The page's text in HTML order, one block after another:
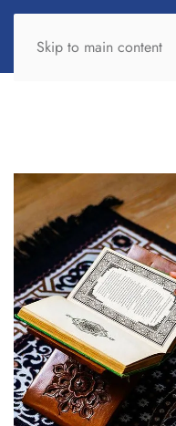
Skip to main content